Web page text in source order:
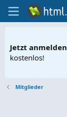
Jetzt anmelden
kostenlos!
Mitglieder